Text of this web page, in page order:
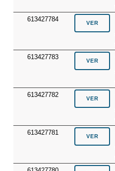
613427784
613427783
613427782
613427781